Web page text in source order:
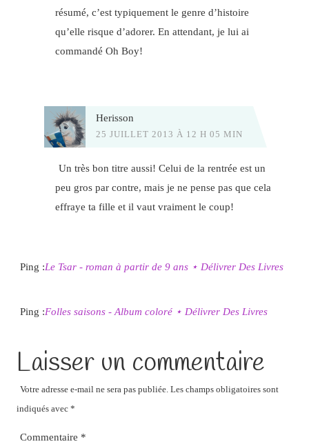
résumé, c’est typiquement le genre d’histoire
qu’elle risque d’adorer. En attendant, je lui ai
commandé Oh Boy!
Herisson
25 JUILLET 2013 À 12 H 05 MIN
Un très bon titre aussi! Celui de la rentrée est un
peu gros par contre, mais je ne pense pas que cela
effraye ta fille et il vaut vraiment le coup!
Ping :Le Tsar - roman à partir de 9 ans ⋆ Délivrer Des Livres
Ping :Folles saisons - Album coloré ⋆ Délivrer Des Livres
Laisser un commentaire
Votre adresse e-mail ne sera pas publiée. Les champs obligatoires sont
indiqués avec *
Commentaire *